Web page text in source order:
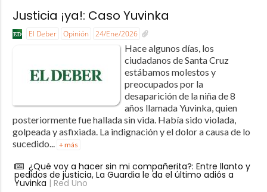
Justicia ¡ya!: Caso Yuvinka
El Deber Opinión 24/Ene/2026
Hace algunos días, los
ciudadanos de Santa Cruz
estábamos molestos y
preocupados por la
desaparición de la niña de 8
años llamada Yuvinka, quien
posteriormente fue hallada sin vida. Había sido violada,
golpeada y asfixiada. La indignación y el dolor a causa de lo
sucedido... + más
¿Qué voy a hacer sin mi compañerita?: Entre llanto y
pedidos de justicia, La Guardia le da el último adiós a
Yuvinka | Red Uno